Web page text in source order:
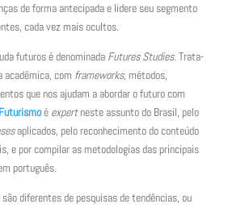
de forma antecipada e lidere seu segmento
cada vez mais ocultos.
futuros é denominada Futures Studies.Trata-
acadêmica, com frameworks, métodos,
que nos ajudam a abordar o futuro com
é expertneste assunto do Brasil, pelo
aplicados, pelo reconhecimento do conteúdo
e por compilar as metodologias das principais
português.
diferentes de pesquisas de tendências, ou